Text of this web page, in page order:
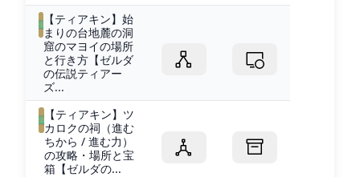
【ティアキン】始
まりの台地麓の洞
窟のマヨイの場所
と行き方【ゼルダ
の伝説ティアー
ズ...
【ティアキン】ツ
カロクの祠（進む
ちから / 進む力）
の攻略・場所と宝
箱【ゼルダの...